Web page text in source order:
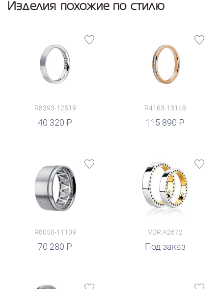
Изделия похожие по стилю
R8393-12519
40 320
R4163-13148
115 890
руб.
R8050-11109
70 280
VDR.A2672
Под заказ